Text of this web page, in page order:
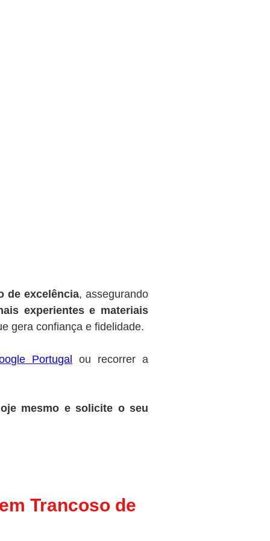
de excelência, assegurando
experientes e materiais
gera confiança e fidelidade.
Portugal ou recorrer a
mesmo e solicite o seu
Trancoso de